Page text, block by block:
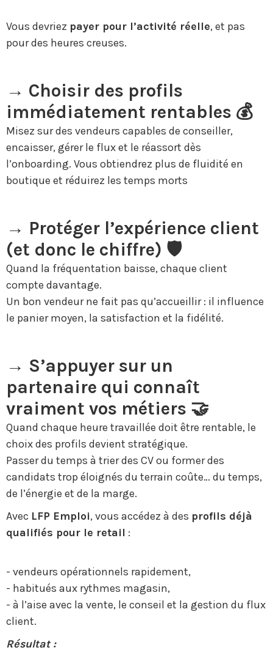
Vous devriez payer pour l’activité réelle, et pas
pour des heures creuses.
→ Choisir des profils
immédiatement rentables 💰
Misez sur des vendeurs capables de conseiller,
encaisser, gérer le flux et le réassort dès
l’onboarding. Vous obtiendrez plus de fluidité en
boutique et réduirez les temps morts
→ Protéger l’expérience client
(et donc le chiffre) 🛡️
Quand la fréquentation baisse, chaque client
compte davantage.
Un bon vendeur ne fait pas qu’accueillir : il influence
le panier moyen, la satisfaction et la fidélité.
→ S’appuyer sur un
partenaire qui connaît
vraiment vos métiers 🤝
Quand chaque heure travaillée doit être rentable, le
choix des profils devient stratégique.
Passer du temps à trier des CV ou former des
candidats trop éloignés du terrain coûte… du temps,
de l’énergie et de la marge.
Avec LFP Emploi, vous accédez à des profils déjà
qualifiés pour le retail :
- vendeurs opérationnels rapidement,
- habitués aux rythmes magasin,
- à l’aise avec la vente, le conseil et la gestion du flux
client.
Résultat :